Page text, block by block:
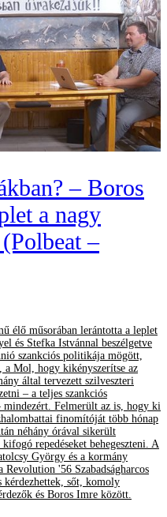
– Boros
a nagy
–
élő műsorában lerántotta a leplet
és Stefka Istvánnal beszélgetve
szankciós politikája mögött,
a Mol, hogy kikényszerítse az
által tervezett szilveszteri
– a teljes szankciós
mindezért. Felmerült az is, hogy ki
finomítóját több hónap
néhány órával sikerült
repedéseket behegeszteni. A
György és a kormány
Revolution '56 Szabadságharcos
kérdezhettek, sőt, komoly
és Boros Imre között.